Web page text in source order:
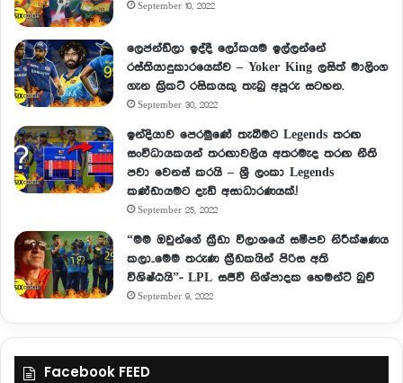
September 10, 2022
ලෙජන්ඩ්ලා ඉද්දී ලෝකයම ඉල්ලන්නේ
රස්තියාදුකාරයෙක්ව – Yoker King ලසිත් මාලිංග
ගැන ක්‍රිකට් රසිකයකු තැබු අපූරු සටහන.
September 30, 2022
ඉන්දියාව පෙරමුණේ තැබීමට Legends තරඟ
සංවිධායකයන් තරඟාවලිය අතරමැද තරඟ නීති
පවා වෙනස් කරයි – ශ්‍රී ලංකා Legends
කණ්ඩායමට දැඩි අසාධාරණයක්.!
September 25, 2022
“මම ඔවුන්ගේ ක්‍රීඩා විලාශයේ සමීපව නිරීක්ෂණය
කලා..මෙම තරුණ ක්‍රීඩකයින් පිරිස අති
විශිෂ්ඨයි”- LPL සජීවී නිශ්පාදක හෙමන්ට් බුච්
September 9, 2022
Facebook FEED